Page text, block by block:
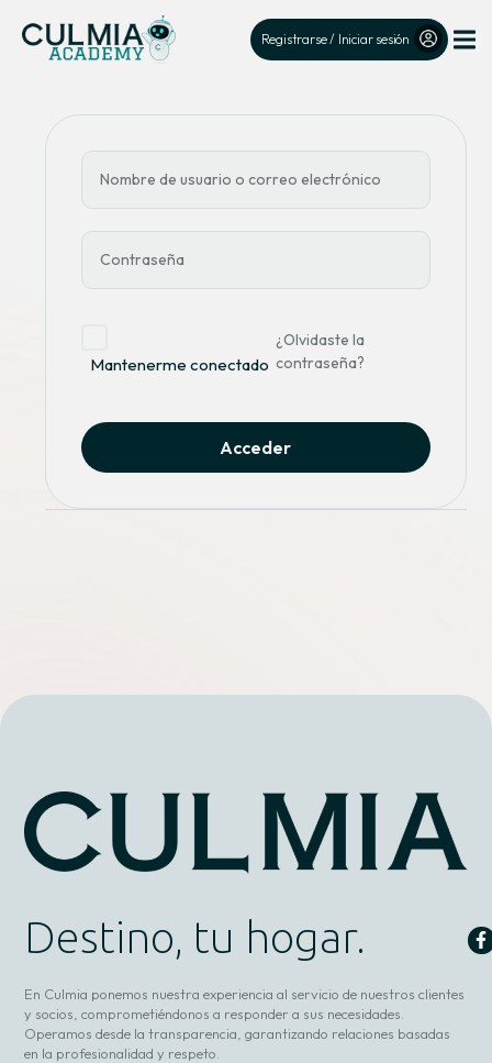
Registrarse / Iniciar sesión
Mantenerme conectado
¿Olvidaste la
contraseña?
Acceder
Destino, tu hogar.
En Culmia ponemos nuestra experiencia al servicio de nuestros clientes
y socios, comprometiéndonos a responder a sus necesidades.
Operamos desde la transparencia, garantizando relaciones basadas
en la profesionalidad y respeto.